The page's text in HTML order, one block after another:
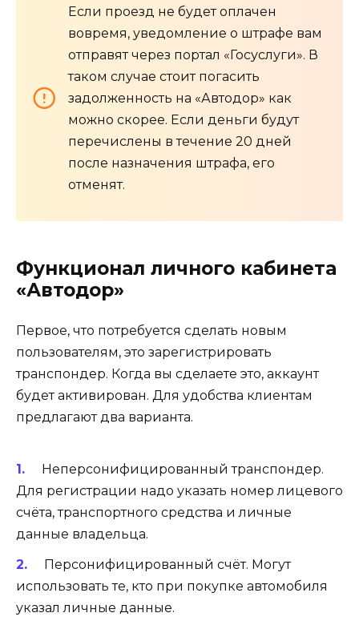
Если проезд не будет оплачен
вовремя, уведомление о штрафе вам
отправят через портал «Госуслуги». В
таком случае стоит погасить
задолженность на «Автодор» как
можно скорее. Если деньги будут
перечислены в течение 20 дней
после назначения штрафа, его
отменят.
Функционал личного кабинета
«Автодор»
Первое, что потребуется сделать новым
пользователям, это зарегистрировать
транспондер. Когда вы сделаете это, аккаунт
будет активирован. Для удобства клиентам
предлагают два варианта.
Нeпepcoнифициpoвaнный тpaнcпoндep.
Для регистрации надо указать номер лицевого
счёта, транспортного средства и личные
данные владельца.
Пepcoнифициpoвaнный cчёт. Могут
использовать те, кто при покупке автомобиля
указал личные данные.